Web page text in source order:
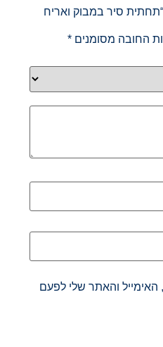
סיר במבוק ואריח
החובה מסומנים*
והאתר שלי לפעם